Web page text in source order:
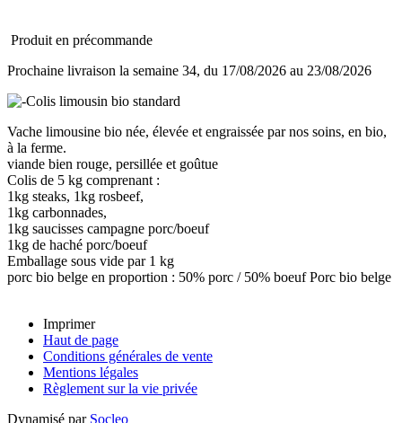
Produit en précommande
Prochaine livraison la semaine 34, du 17/08/2026 au 23/08/2026
Vache limousine bio née, élevée et engraissée par nos soins, en bio,
à la ferme.
viande bien rouge, persillée et goûtue
Colis de 5 kg comprenant :
1kg steaks, 1kg rosbeef,
1kg carbonnades,
1kg saucisses campagne porc/boeuf
1kg de haché porc/boeuf
Emballage sous vide par 1 kg
porc bio belge en proportion : 50% porc / 50% boeuf Porc bio belge
Imprimer
Haut de page
Conditions générales de vente
Mentions légales
Règlement sur la vie privée
Dynamisé par Socleo